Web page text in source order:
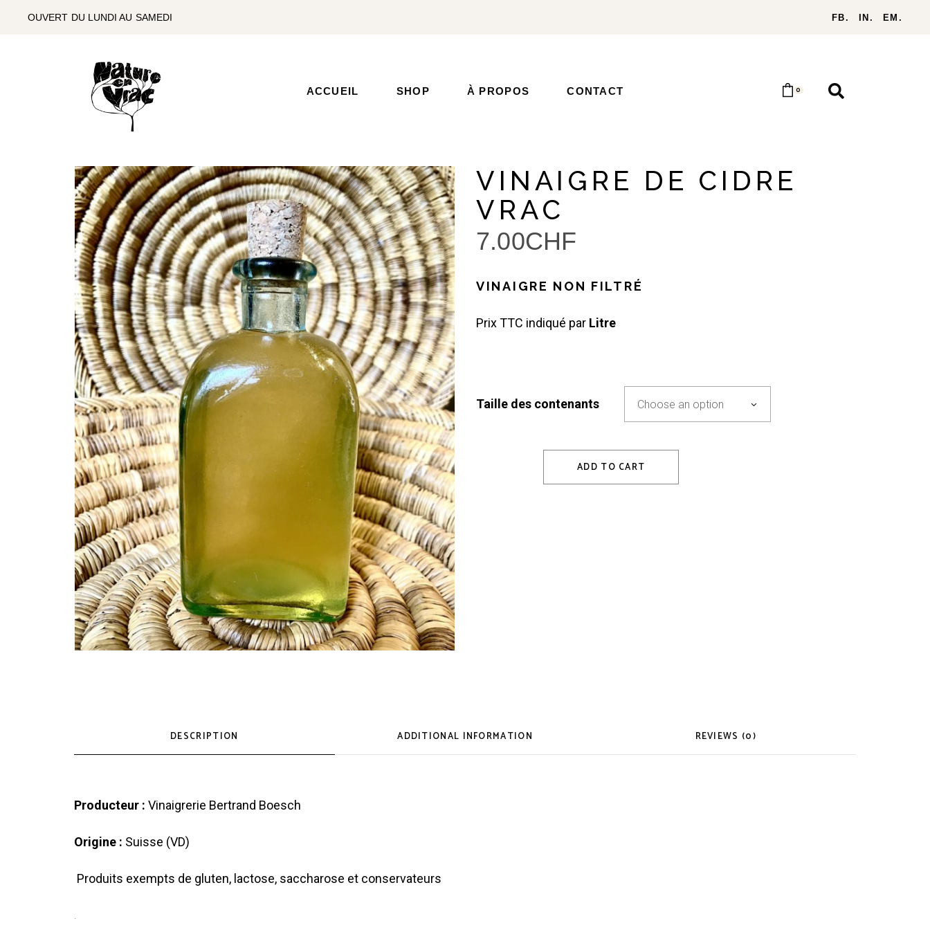
OUVERT DU LUNDI AU SAMEDI FB. IN. EM.
ACCUEIL SHOP À PROPOS CONTACT 0
VINAIGRE DE CIDRE
VRAC
7.00CHF
VINAIGRE NON FILTRÉ
Prix TTC indiqué par Litre
Taille des contenants Choose an option
ADD TO CART
DESCRIPTION ADDITIONAL INFORMATION REVIEWS (0)
Producteur : Vinaigrerie Bertrand Boesch
Origine : Suisse (VD)
Produits exempts de gluten, lactose, saccharose et conservateurs
.